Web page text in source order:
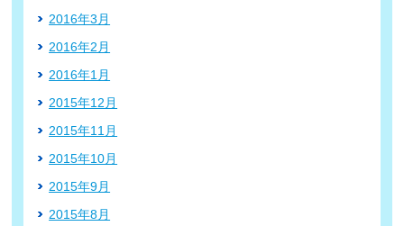
2016年3月
2016年2月
2016年1月
2015年12月
2015年11月
2015年10月
2015年9月
2015年8月